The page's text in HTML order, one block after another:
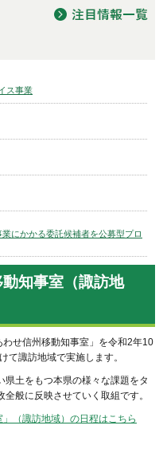
ス事業
にかかる委託候補者を公募型プロ
知事室（諏訪地
せ信州移動知事室」を令和2年10
て諏訪地域で実施します。
県土をもつ本県の様々な課題をタ
般に反映させていく取組です。
（諏訪地域）の日程はこちら